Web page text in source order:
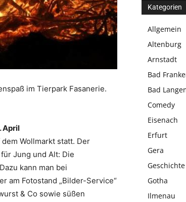
im Tierpark Fasanerie.
April
Wollmarkt statt. Der
Jung und Alt: Die
kann man bei
am Fotostand „Bilder-Service“
& Co sowie süßen
Kategorien
Allgemein
Altenburg
Arnstadt
Bad
Bad
Comedy
Eisenach
Erfurt
Gera
Gotha
Ilmenau